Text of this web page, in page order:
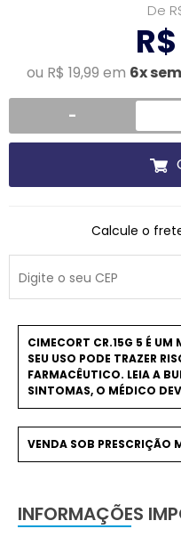
De
ou R$ 19,99 em 6x
-
Calcule o
CIMECORT CR.15G 5 É UM
SEU USO PODE TRAZER
FARMACÊUTICO. LEIA A
SINTOMAS, O MÉDICO
VENDA SOB PRESCRIÇÃO
INFORMAÇÕES